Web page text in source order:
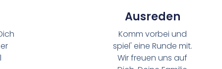
Ausreden
Komm vorbei und
spiel' eine Runde mit.
Wir freuen uns auf